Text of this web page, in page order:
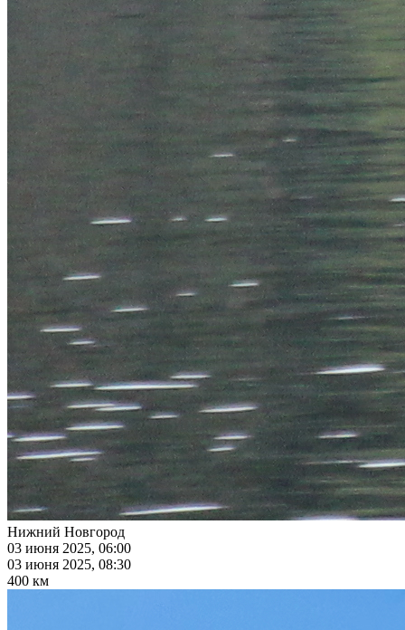
Нижний Новгород
03 июня 2025, 06:00
03 июня 2025, 08:30
400 км